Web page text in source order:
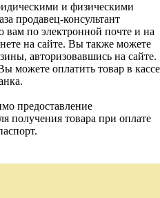
и физическими
продавец-консультант
вам по электронной почте и на
на сайте. Вы также можете
авторизовавшись на сайте.
можете оплатить товар в кассе
предоставление
получения товара при оплате